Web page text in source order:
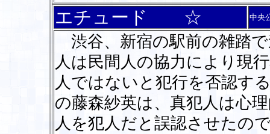
エチュード ☆ 中央
渋谷、新宿の駅前の雑踏
人は民間人の協力により現
人ではないと犯行を否認す
の藤森紗英は、真犯人は心
人を犯人だと誤認させたの